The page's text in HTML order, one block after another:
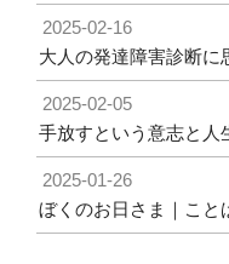
2025-02-16
大人の発達障害診断に
2025-02-05
手放すという意志と人
2025-01-26
ぼくのお日さま｜こと